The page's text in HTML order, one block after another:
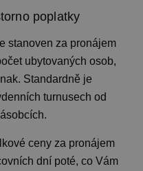
poplatky
stanoven za pronájem
ubytovaných osob,
Standardně je
turnusech od
ceny za pronájem
dní poté, co Vám